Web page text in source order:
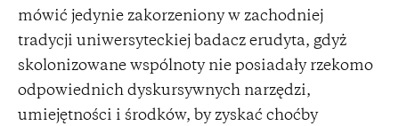
mówić jedynie zakorzeniony w zachodniej
tradycji uniwersyteckiej badacz erudyta, gdyż
skolonizowane wspólnoty nie posiadały rzekomo
odpowiednich dyskursywnych narzędzi,
umiejętności i środków, by zyskać choćby